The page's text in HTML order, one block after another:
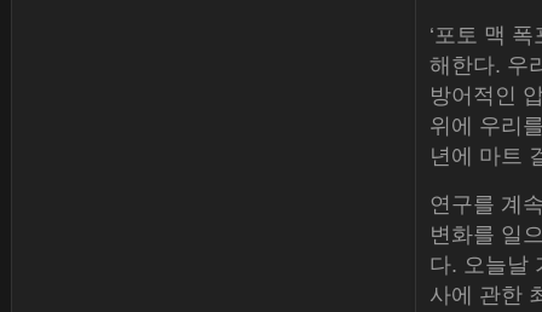
‘포토 맥
해한다. 우
방어적인
위에 우리
년에 마트
연구를 계
변화를 일
다. 오늘날
사에 관한